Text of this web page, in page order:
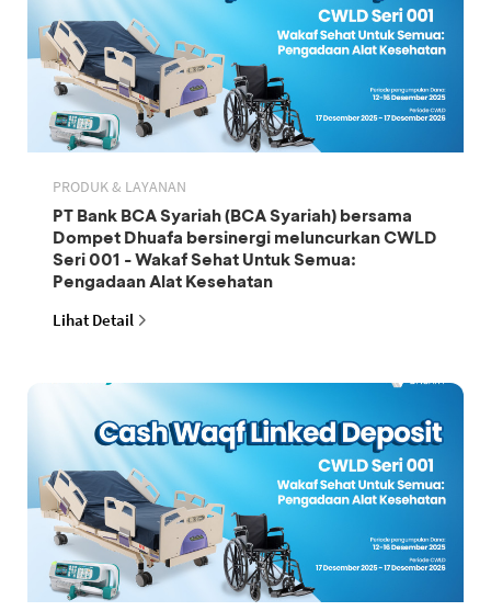
PRODUK & LAYANAN
PT Bank BCA Syariah (BCA Syariah) bersama
Dompet Dhuafa bersinergi meluncurkan CWLD
Seri 001 - Wakaf Sehat Untuk Semua:
Pengadaan Alat Kesehatan
Lihat Detail